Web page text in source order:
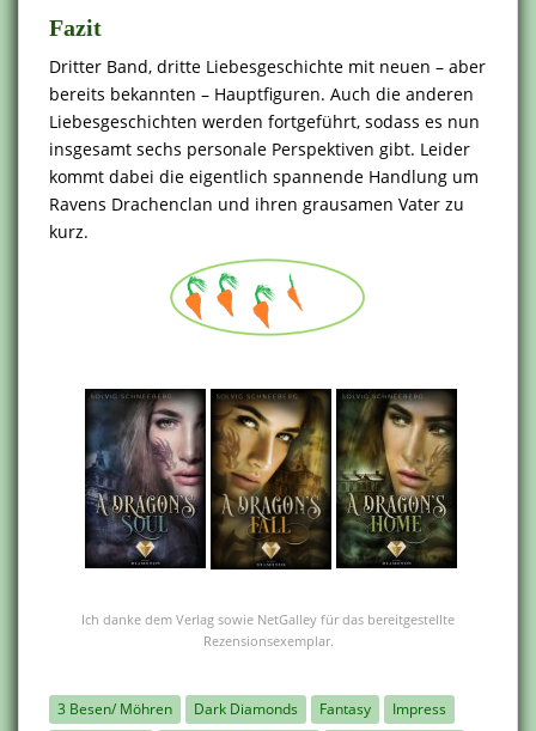
Fazit
Dritter Band, dritte Liebesgeschichte mit neuen – aber
bereits bekannten – Hauptfiguren. Auch die anderen
Liebesgeschichten werden fortgeführt, sodass es nun
insgesamt sechs personale Perspektiven gibt. Leider
kommt dabei die eigentlich spannende Handlung um
Ravens Drachenclan und ihren grausamen Vater zu
kurz.
Ich danke dem Verlag sowie NetGalley für das bereitgestellte
Rezensionsexemplar.
3 Besen/ Möhren Dark Diamonds Fantasy
Impress